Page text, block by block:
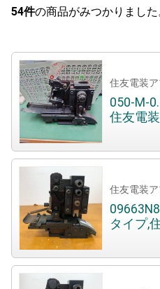
54件の商品がみつかりました
住友電装
050-M-
住友電
住友電装
タイプ,